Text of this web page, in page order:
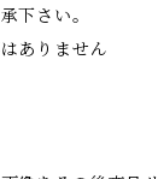
下さい。
ありません